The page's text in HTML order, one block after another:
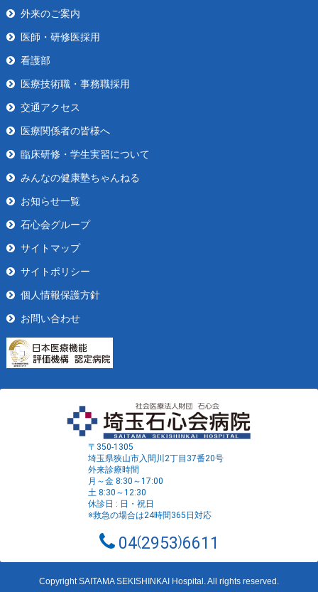
外来のご案内
医師・研修医採用
看護部
医療技術職・事務職採用
交通アクセス
医療関係者の皆様へ
臨床研修・学生実習について
みんなの健康塾ちゃんねる
お知らせ一覧
石心会グループ
サイトマップ
サイトポリシー
個人情報保護方針
お問い合わせ
〒350-1305
埼玉県狭山市入間川2丁目37番20号
外来診療時間
月～金 8:30～17:00
土 8:30～12:30
休診日 : 日・祝日
※救急の場合は24時間365日対応
04 2953 6611
Copyright SAITAMA SEKISHINKAI Hospital. All rights reserved.